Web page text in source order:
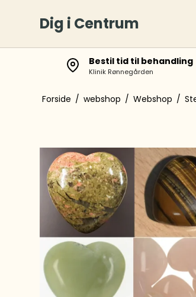
Dig i Centrum
Bestil tid til behandling
Klinik Rønnegården
Forside / webshop / Webshop /